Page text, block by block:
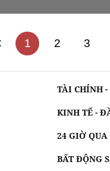
1 2 3
TÀI CHÍNH
KINH TẾ -
24 GIỜ QUA
BẤT ĐỘNG